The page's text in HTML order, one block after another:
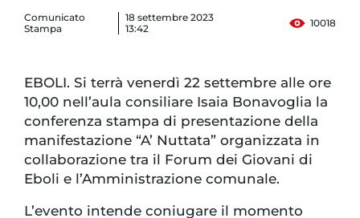
Comunicato
Stampa
18 settembre 2023
13:42
10018
EBOLI. Si terrà venerdì 22 settembre alle ore
10,00 nell’aula consiliare Isaia Bonavoglia la
conferenza stampa di presentazione della
manifestazione “A’ Nuttata” organizzata in
collaborazione tra il Forum dei Giovani di
Eboli e l’Amministrazione comunale.
L’evento intende coniugare il momento